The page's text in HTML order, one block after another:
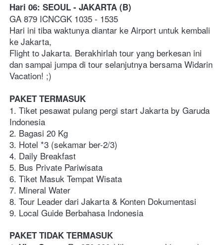
Hari 06: SEOUL - JAKARTA (B)
GA 879 ICNCGK 1035 - 1535
Hari ini tiba waktunya diantar ke Airport untuk kembali
ke Jakarta,
Flight to Jakarta. Berakhirlah tour yang berkesan ini
dan sampai jumpa di tour selanjutnya bersama Widarin
Vacation! ;)
PAKET TERMASUK
1. Tiket pesawat pulang pergi start Jakarta by Garuda
Indonesia
2. Bagasi 20 Kg
3. Hotel *3 (sekamar ber-2/3)
4. Daily Breakfast
5. Bus Private Pariwisata
6. Tiket Masuk Tempat Wisata
7. Mineral Water
8. Tour Leader dari Jakarta & Konten Dokumentasi
9. Local Guide Berbahasa Indonesia
PAKET TIDAK TERMASUK